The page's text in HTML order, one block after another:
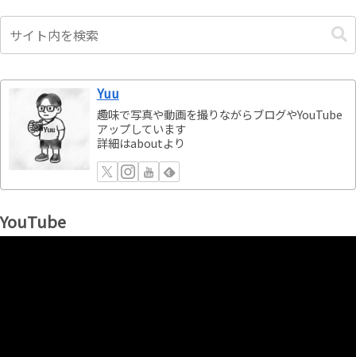
Yuu
趣味で写真や動画を撮りながらブログやYouTube
アップしています
詳細はaboutより
YouTube